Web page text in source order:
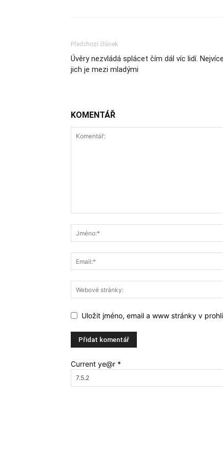
Předchozí článek
Úvěry nezvládá splácet čím dál víc lidí. Nejvíce
jich je mezi mladými
KOMENTÁŘ
Uložit jméno, email a www stránky v
Current ye@r *